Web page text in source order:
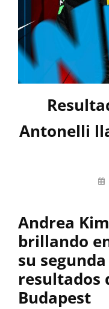
Antonelli
Por
Andrea
brillando
su
resultados
Budapest